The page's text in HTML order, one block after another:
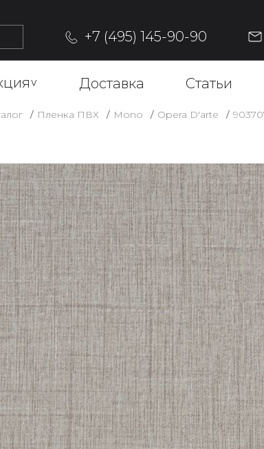
+7 (495) 145-90-90
^ Доставка Статьи
Пленка ПВХ Mono Opera D'arte
Описание
ОФОРМИТЬ